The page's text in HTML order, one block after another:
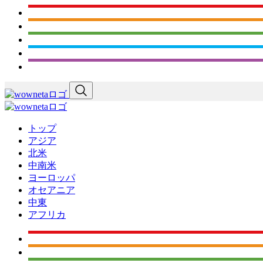
トップ
アジア
北米
中南米
ヨーロッパ
オセアニア
中東
アフリカ